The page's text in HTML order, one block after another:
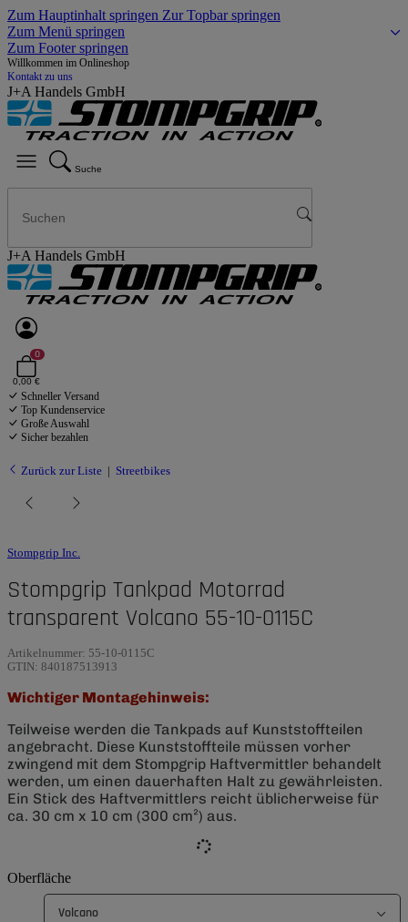
Zum Hauptinhalt springen Zur Topbar springen
Zum Menü springen
Zum Footer springen
Willkommen im Onlineshop
Kontakt zu uns
J+A Handels GmbH
Suche
J+A Handels GmbH
0
0,00 €
Schneller Versand
Top Kundenservice
Große Auswahl
Sicher bezahlen
Zurück zur Liste Streetbikes
Stompgrip Inc.
Stompgrip Tankpad Motorrad
transparent Volcano 55-10-0115C
Artikelnummer: 55-10-0115C
GTIN: 840187513913
Wichtiger Montagehinweis:
Teilweise werden die Tankpads auf Kunststoffteilen
angebracht. Diese Kunststoffteile müssen vorher
zwingend mit dem Stompgrip Haftvermittler behandelt
werden, um einen dauerhaften Halt zu gewährleisten.
Ein Stick des Haftvermittlers reicht üblicherweise für
ca. 30 cm x 10 cm (300 cm²) aus.
Oberfläche
Volcano